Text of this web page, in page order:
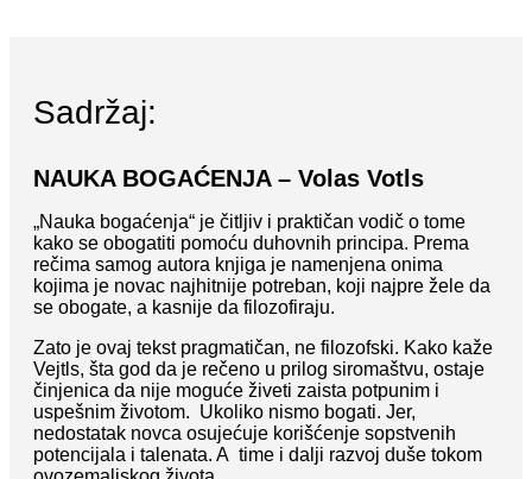
Sadržaj:
NAUKA BOGAĆENJA – Volas Votls
„Nauka bogaćenja“ je čitljiv i praktičan vodič o tome
kako se obogatiti pomoću duhovnih principa. Prema
rečima samog autora knjiga je namenjena onima
kojima je novac najhitnije potreban, koji najpre žele da
se obogate, a kasnije da filozofiraju.
Zato je ovaj tekst pragmatičan, ne filozofski. Kako kaže
Vejtls, šta god da je rečeno u prilog siromaštvu, ostaje
činjenica da nije moguće živeti zaista potpunim i
uspešnim životom. Ukoliko nismo bogati. Jer,
nedostatak novca osujećuje korišćenje sopstvenih
potencijala i talenata. A time i dalji razvoj duše tokom